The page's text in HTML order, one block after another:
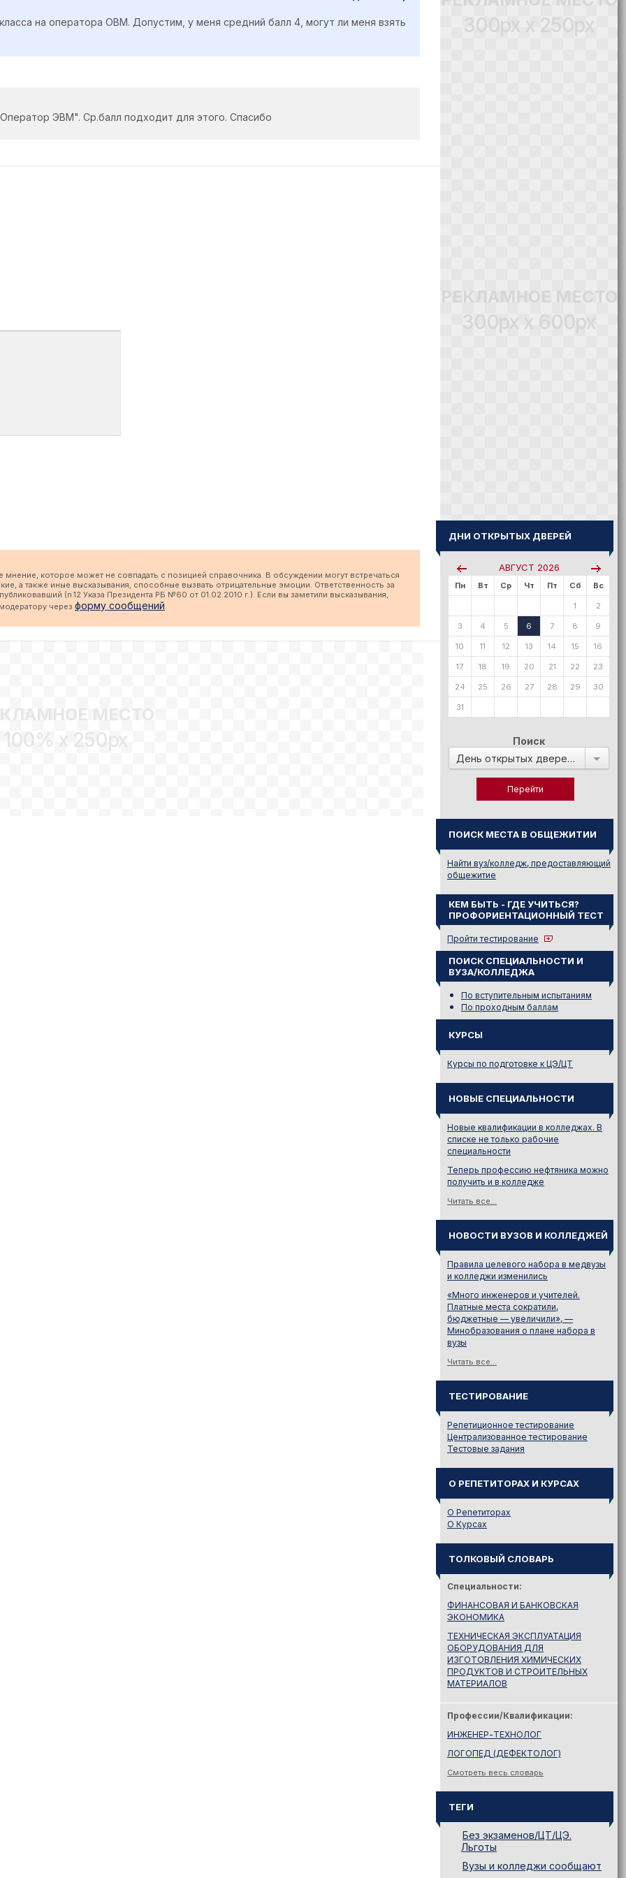
на оператора ОВМ. Допустим, у меня средний балл 4, могут ли меня взять
ЭВМ". Ср.балл подходит для этого. Спасибо
которое может не совпадать с позицией справочника. В обсуждении могут встречаться
а также иные высказывания, способные вызвать отрицательные эмоции. Ответственность за
(п.12 Указа Президента РБ №60 от 01.02.2010 г.). Если вы заметили высказывания,
через форму сообщений.
МЕСТО
100% x 250px
300px x 250px
РЕКЛАМНОЕ МЕСТО
300px x 600px
ДНИ ОТКРЫТЫХ ДВЕРЕЙ
АВГУСТ 2026
Пн Вт Ср Чт Пт Сб Вс
1 2
3 4 5 6 7 8 9
10 11 12 13 14 15 16
17 18 19 20 21 22 23
24 25 26 27 28 29 30
31
Поиск
День открытых дверей в:
ПОИСК МЕСТА В ОБЩЕЖИТИИ
Найти вуз/колледж, предоставляющий
общежитие
КЕМ БЫТЬ - ГДЕ УЧИТЬСЯ?
ПРОФОРИЕНТАЦИОННЫЙ ТЕСТ
Пройти тестирование
ПОИСК СПЕЦИАЛЬНОСТИ И
ВУЗА/КОЛЛЕДЖА
По вступительным испытаниям
По проходным баллам
КУРСЫ
Курсы по подготовке к ЦЭ/ЦТ
НОВЫЕ СПЕЦИАЛЬНОСТИ
Новые квалификации в колледжах. В
списке не только рабочие
специальности
Теперь профессию нефтяника можно
получить и в колледже
Читать все...
НОВОСТИ ВУЗОВ И КОЛЛЕДЖЕЙ
Правила целевого набора в медвузы
и колледжи изменились
«Много инженеров и учителей.
Платные места сократили,
бюджетные — увеличили», —
Минобразования о плане набора в
вузы
Читать все...
ТЕСТИРОВАНИЕ
Репетиционное тестирование
Централизованное тестирование
Тестовые задания
О РЕПЕТИТОРАХ И КУРСАХ
О Репетиторах
О Курсах
ТОЛКОВЫЙ СЛОВАРЬ
Специальности:
ФИНАНСОВАЯ И БАНКОВСКАЯ
ЭКОНОМИКА
ТЕХНИЧЕСКАЯ ЭКСПЛУАТАЦИЯ
ОБОРУДОВАНИЯ ДЛЯ
ИЗГОТОВЛЕНИЯ ХИМИЧЕСКИХ
ПРОДУКТОВ И СТРОИТЕЛЬНЫХ
МАТЕРИАЛОВ
Профессии/Квалификации:
ИНЖЕНЕР-ТЕХНОЛОГ
ЛОГОПЕД (ДЕФЕКТОЛОГ)
Смотреть весь словарь
ТЕГИ
Без экзаменов/ЦТ/ЦЭ.
Льготы
Вузы и колледжи сообщают